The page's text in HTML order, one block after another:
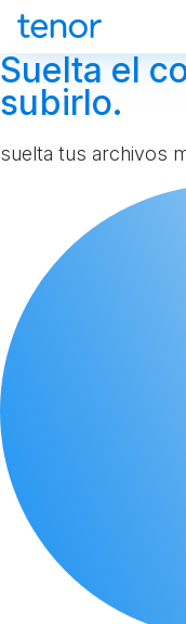
Suelta el
subirlo.
suelta tus archivos